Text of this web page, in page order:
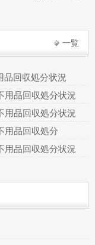
一覧
品回収処分状況
用品回収処分状況
用品回収処分状況
用品回収処分
用品回収処分状況